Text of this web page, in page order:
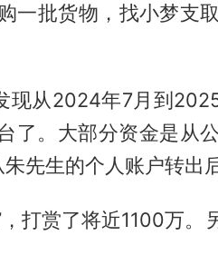
一批货物，找小梦支
从2024年7月到2025
了。大部分资金是从
先生的个人账户转出
打赏了将近1100万。